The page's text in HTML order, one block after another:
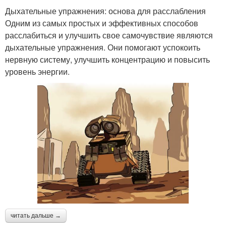
Дыхательные упражнения: основа для расслабления
Одним из самых простых и эффективных способов
расслабиться и улучшить свое самочувствие являются
дыхательные упражнения. Они помогают успокоить
нервную систему, улучшить концентрацию и повысить
уровень энергии.
читать дальше →